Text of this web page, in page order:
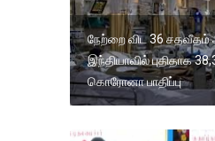
நேற்றை விட 36 சதவீதம்
இந்தியாவில் புதிதாக
கொரோனா பாதிப்பு